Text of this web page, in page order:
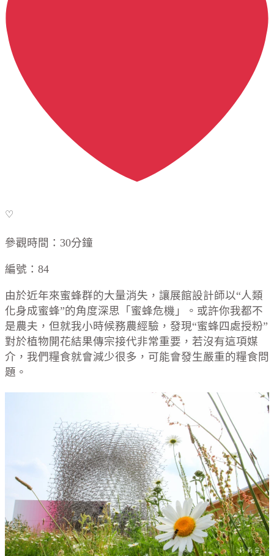
♡
參觀時間：30分鐘
編號：84
由於近年來蜜蜂群的大量消失，讓展館設計師以“人類
化身成蜜蜂”的角度深思「蜜蜂危機」。或許你我都不
是農夫，但就我小時候務農經驗，發現“蜜蜂四處授粉”
對於植物開花結果傳宗接代非常重要，若沒有這項媒
介，我們糧食就會減少很多，可能會發生嚴重的糧食問
題。